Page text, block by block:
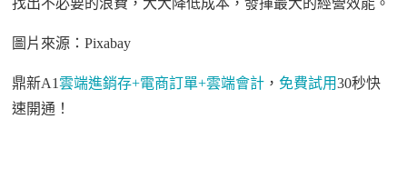
找出不必要的浪費，大大降低成本，發揮最大的經營效能。
圖片來源：Pixabay
鼎新A1雲端進銷存+電商訂單+雲端會計 ， 免費試用30秒快
速開通！